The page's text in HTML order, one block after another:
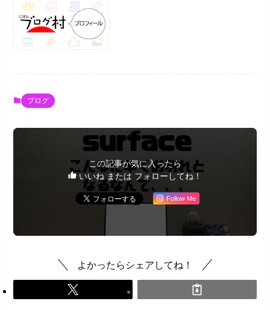
ブログ
この記事が気に入ったら
いいね または フォローしてね！
Follow Me
よかったらシェアしてね！